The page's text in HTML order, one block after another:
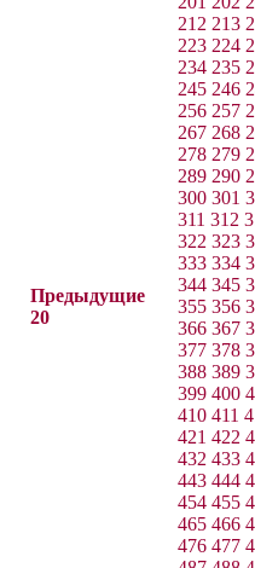
Предыдущие
20
212 213
223 224
234 235
245 246
256 257
267 268
278 279
289 290
300 301
311 312
322 323
333 334
344 345
355 356
366 367
377 378
388 389
399 400
410 411
421 422
432 433
443 444
454 455
465 466
476 477